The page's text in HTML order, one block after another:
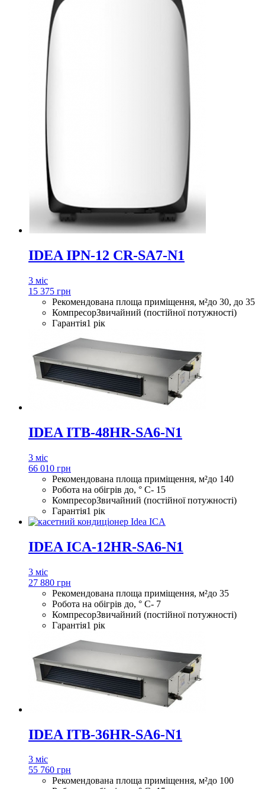
IDEA IPN-12 CR-SA7-N1
3 міс
15 375 грн
Рекомендована площа приміщення, м²до 30, до 35
КомпресорЗвичайний (постійної потужності)
Гарантія1 рік
IDEA ITB-48HR-SA6-N1
3 міс
66 010 грн
Рекомендована площа приміщення, м²до 140
Робота на обігрів до, ° С- 15
КомпресорЗвичайний (постійної потужності)
Гарантія1 рік
IDEA ICA-12HR-SA6-N1
3 міс
27 880 грн
Рекомендована площа приміщення, м²до 35
Робота на обігрів до, ° С- 7
КомпресорЗвичайний (постійної потужності)
Гарантія1 рік
IDEA ITB-36HR-SA6-N1
3 міс
55 760 грн
Рекомендована площа приміщення, м²до 100